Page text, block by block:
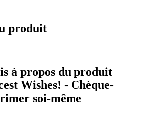
produit
à propos du produit
Wishes! - Chèque-
soi-même